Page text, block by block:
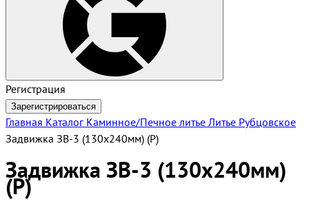
Регистрация
Зарегистрироваться
Главная Каталог Каминное/Печное литье Литье Рубцовское
Задвижка ЗВ-3 (130х240мм) (Р)
Задвижка ЗВ-3 (130х240мм)
(Р)